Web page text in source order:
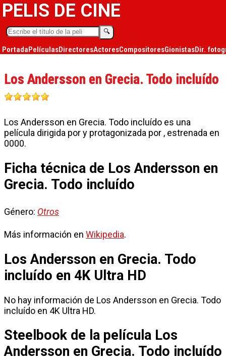
PELIS DE CINE
🔍︎
PortadaPelículasDirectoresActoresCompositoresGionistasDir.
Los Andersson en Grecia. Todo incluído
Los Andersson en Grecia. Todo incluído es una
película dirigida por y protagonizada por , estrenada en
0000.
Ficha técnica de Los Andersson en
Grecia. Todo incluído
Género: Otros
Más información en Wikipedia.
Los Andersson en Grecia. Todo
incluído en 4K Ultra HD
No hay información de Los Andersson en Grecia. Todo
incluído en 4K Ultra HD.
Steelbook de la película Los
Andersson en Grecia. Todo incluído